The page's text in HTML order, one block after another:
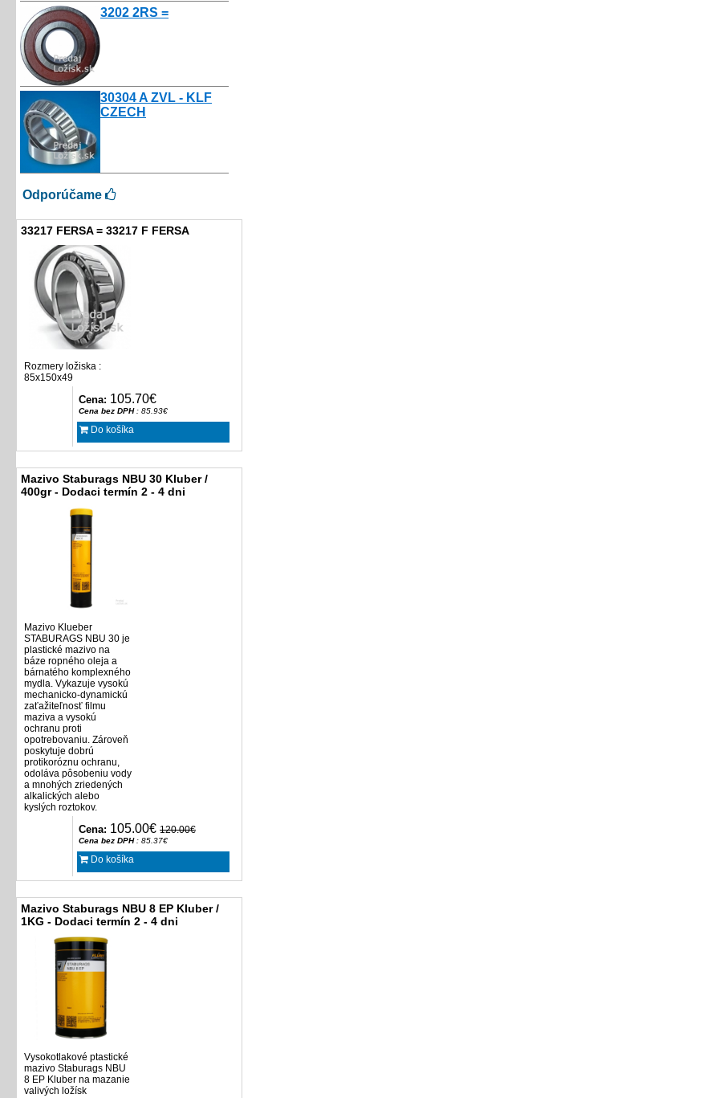
3202 2RS =
30304 A ZVL - KLF
CZECH
Odporúčame
33217 FERSA = 33217 F FERSA
Rozmery ložiska :
85x150x49
Cena: 105.70€
Cena bez DPH: 85.93€
Do košíka
Mazivo Staburags NBU 30 Kluber /
400gr - Dodaci termín 2 - 4 dni
Mazivo Klueber
STABURAGS NBU 30 je
plastické mazivo na
báze ropného oleja a
bárnatého komplexného
mydla. Vykazuje vysokú
mechanicko-dynamickú
zaťažiteľnosť filmu
maziva a vysokú
ochranu proti
opotrebovaniu. Zároveň
poskytuje dobrú
protikoróznu ochranu,
odoláva pôsobeniu vody
a mnohých zriedených
alkalických alebo
kyslých roztokov.
Cena: 105.00€ 120.00€
Cena bez DPH: 85.37€
Do košíka
Mazivo Staburags NBU 8 EP Kluber /
1KG - Dodaci termín 2 - 4 dni
Vysokotlakové ptastické
mazivo Staburags NBU
8 EP Kluber na mazanie
valivých ložísk